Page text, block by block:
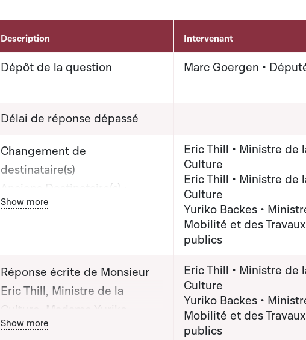
Description Intervenant
Dépôt de la question Marc Goergen •
Délai de réponse dépassé
Changement de
destinataire(s)
Anciens Destinataire(s) :
Monsieur Eric Thill, Ministre de
la Culture; Madame Yuriko
Backes, Ministre de la Mobilité
et des Travaux publics
Bouton graphique servant à afficher ou cacher tous les éléments
Show more
Eric Thill • Ministre de
Culture
Eric Thill • Ministre de
Culture
Yuriko Backes •
Mobilité et des Travaux
publics
Réponse écrite de Monsieur
Eric Thill, Ministre de la
Culture, Madame Yuriko
Backes, Ministre de la Mobilité
Bouton graphique servant à afficher ou cacher tous les éléments de
Show more
Eric Thill • Ministre de
Culture
Yuriko Backes •
Mobilité et des Travaux
publics